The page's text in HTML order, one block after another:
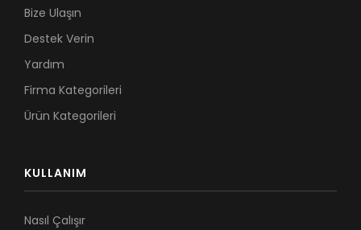
Bize Ulaşın
Destek Verin
Yardım
Firma Kategorileri
Ürün Kategorileri
KULLANIM
Nasıl Çalışır